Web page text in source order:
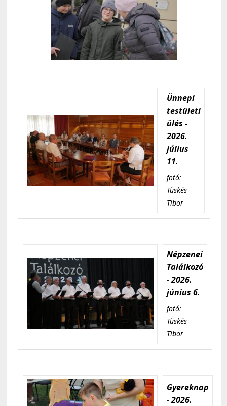
Ünnepi
testületi
ülés -
2026.
július
11.
fotó:
Tüskés
Tibor
Népzenei
Találkozó
- 2026.
június 6.
fotó:
Tüskés
Tibor
Gyereknap
- 2026.